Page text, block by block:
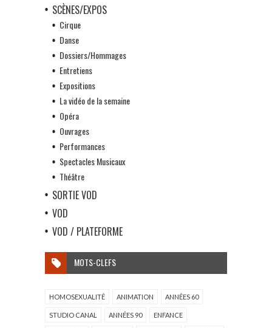
SCÈNES/EXPOS
Cirque
Danse
Dossiers/Hommages
Entretiens
Expositions
La vidéo de la semaine
Opéra
Ouvrages
Performances
Spectacles Musicaux
Théâtre
SORTIE VOD
VOD
VOD / PLATEFORME
MOTS-CLEFS
HOMOSEXUALITÉ ANIMATION ANNÉES 60
STUDIO CANAL ANNÉES 90 ENFANCE